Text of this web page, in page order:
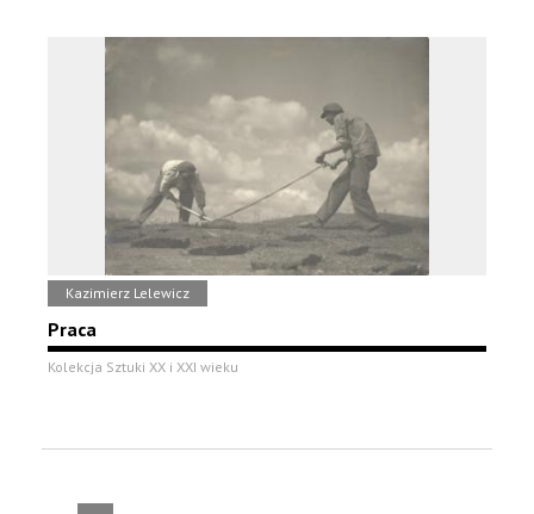
Kazimierz Lelewicz
Praca
Kolekcja Sztuki XX i XXI wieku